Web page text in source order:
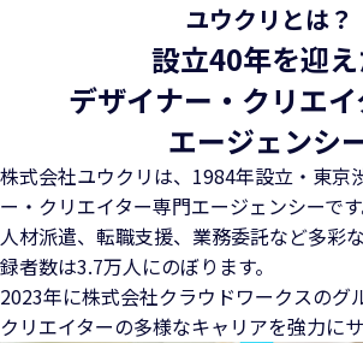
ユウクリとは？
設立40年を迎
デザイナー・クリエ
エージェンシ
株式会社ユウクリは、1984年設立・東京
ー・クリエイター専門エージェンシーです
人材派遣、転職支援、業務委託など多彩
録者数は3.7万人にのぼります。
2023年に株式会社クラウドワークスのグ
クリエイターの多様なキャリアを強力に